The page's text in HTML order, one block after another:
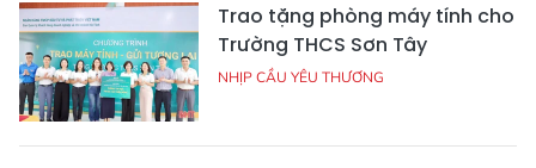
Trao tặng phòng máy tính cho
Trường THCS Sơn Tây
NHỊP CẦU YÊU THƯƠNG